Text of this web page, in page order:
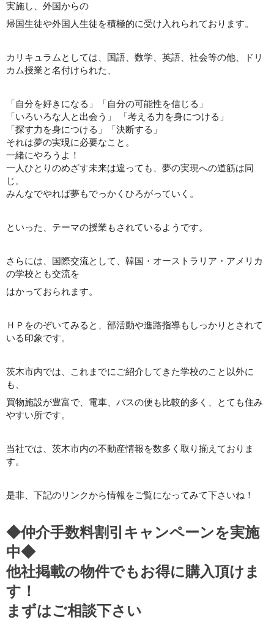
実施し、外国からの
帰国生徒や外国人生徒を積極的に受け入れられております。
カリキュラムとしては、国語、数学、英語、社会等の他、ドリ
カム授業と名付けられた、
「自分を好きになる」「自分の可能性を信じる」
「いろいろな人と出会う」
「考える力を身につける」
「探す力を身につける」「決断する」
それは夢の実現に必要なこと。
一緒にやろうよ！
一人ひとりのめざす未来は違っても、夢の実現への道筋は同
じ。
みんなでやれば夢もでっかくひろがっていく。
といった、テーマの授業もされているようです。
さらには、国際交流として、韓国・オーストラリア・アメリカ
の学校とも交流を
はかっておられます。
ＨＰをのぞいてみると、部活動や進路指導もしっかりとされて
いる印象です。
茨木市内では、これまでにご紹介してきた学校のこと以外に
も、
買物施設が豊富で、電車、バスの便も比較的多く、とても住み
やすい所です。
当社では、茨木市内の不動産情報を数多く取り揃えておりま
す。
是非、下記のリンクから情報をご覧になってみて下さいね！
◆仲介手数料割引キャンペーンを実施
中◆
他社掲載の物件でもお得に購入頂けま
す！
まずはご相談下さい